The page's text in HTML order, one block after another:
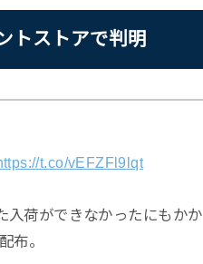
トストアで判明
t.co/vEFZFl9lqt
入荷ができなかったにもかか
布。